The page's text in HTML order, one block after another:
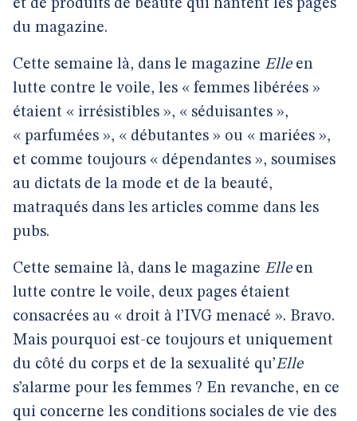
et de produits de beauté qui hantent les pages
du magazine.
Cette semaine là, dans le magazine Elleen
lutte contre le voile, les « femmes libérées »
étaient « irrésistibles », « séduisantes »,
« parfumées », « débutantes » ou « mariées »,
et comme toujours « dépendantes », soumises
au dictats de la mode et de la beauté,
matraqués dans les articles comme dans les
pubs.
Cette semaine là, dans le magazine Elleen
lutte contre le voile, deux pages étaient
consacrées au « droit à l’IVG menacé ». Bravo.
Mais pourquoi est-ce toujours et uniquement
du côté du corps et de la sexualité qu’Elle
s’alarme pour les femmes ? En revanche, en ce
qui concerne les conditions sociales de vie des